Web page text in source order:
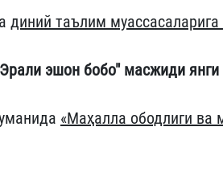
диний таълим
эшон бобо" масжиди
«Маҳалла ободлиги ва